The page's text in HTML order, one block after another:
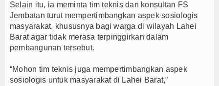
Selain itu, ia meminta tim teknis dan konsultan FS
Jembatan turut mempertimbangkan aspek sosiologis
masyarakat, khususnya bagi warga di wilayah Lahei
Barat agar tidak merasa terpinggirkan dalam
pembangunan tersebut.
“Mohon tim teknis juga mempertimbangkan aspek
sosiologis untuk masyarakat di Lahei Barat,”